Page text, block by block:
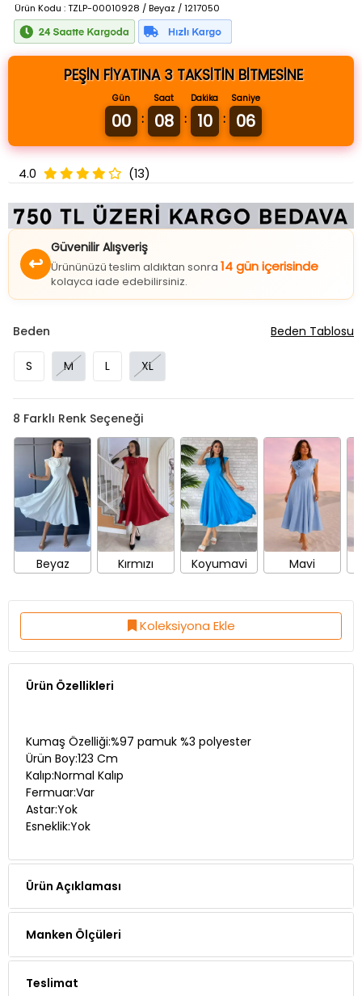
Ürün Kodu : TZLP-00010928 / Beyaz / 1217050
PEŞİN FİYATINA 3 TAKSİTİN BİTMESİNE
Gün
00 :
Saat
08 :
Dakika
10 :
Saniye
06
4.0 (13)
Güvenilir Alışveriş
Ürününüzü teslim aldıktan sonra
kolayca iade edebilirsiniz.
S
Beyaz Kırmızı Koyumavi Mavi
Koleksiyona Ekle
Ürün Özellikleri
Ürün Boy:123 Cm
Kalıp:Normal Kalıp
Fermuar:Var
Astar:Yok
Esneklik:Yok
Ürün Açıklaması
Manken Ölçüleri
Teslimat